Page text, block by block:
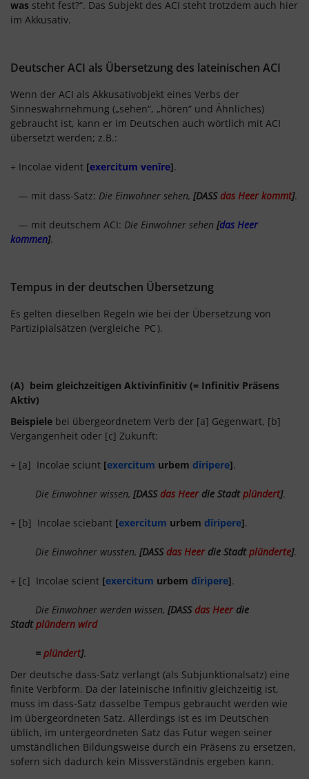
was steht fest?“. Das Subjekt des ACI steht trotzdem auch hier
im Akkusativ.
Deutscher ACI als Übersetzung des lateinischen ACI
Wenn der ACI als Akkusativobjekt eines Verbs der
Sinneswahrnehmung („sehen“, „hören“ und Ähnliches)
gebraucht ist, kann er im Deutschen auch wörtlich mit ACI
übersetzt werden; z.B.:
÷ Incolae vident [exercitum venīre].
— mit dass-Satz: Die Einwohner sehen, [DASS das Heer kommt].
— mit deutschem ACI: Die Einwohner sehen [das Heer
kommen].
Tempus in der deutschen Übersetzung
Es gelten dieselben Regeln wie bei der Übersetzung von
Partizipialsätzen (vergleiche PC ).
(A) beim gleichzeitigen Aktivinfinitiv (= Infinitiv Präsens
Aktiv)
Beispiele bei übergeordnetem Verb der [a] Gegenwart, [b]
Vergangenheit oder [c] Zukunft:
÷ [a] Incolae sciunt [exercitum urbem dīripere].
Die Einwohner wissen, [DASS das Heerdie Stadtplündert].
÷ [b] Incolae sciebant [exercitum urbem dīripere].
Die Einwohner wussten, [DASS das Heerdie Stadtplünderte].
÷ [c] Incolae scient [exercitum urbem dīripere].
Die Einwohner werden wissen, [DASS das Heerdie
Stadtplündern wird
= plündert].
Der deutsche dass-Satz verlangt (als Subjunktionalsatz) eine
finite Verbform. Da der lateinische Infinitiv gleichzeitig ist,
muss im dass-Satz dasselbe Tempus gebraucht werden wie
im übergeordneten Satz. Allerdings ist es im Deutschen
üblich, im untergeordneten Satz das Futur wegen seiner
umständlichen Bildungsweise durch ein Präsens zu ersetzen,
sofern sich dadurch kein Missverständnis ergeben kann.